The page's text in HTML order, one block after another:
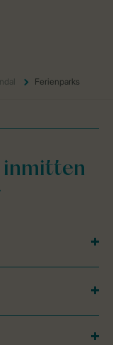
Ferienparks
inmitten